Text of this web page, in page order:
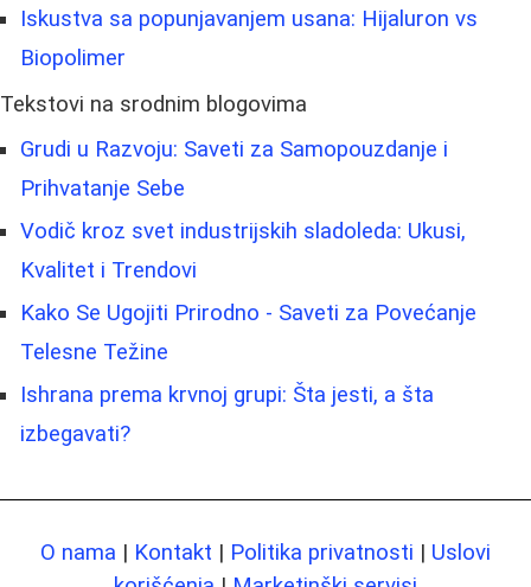
Iskustva sa popunjavanjem usana: Hijaluron vs
Biopolimer
Tekstovi na srodnim blogovima
Grudi u Razvoju: Saveti za Samopouzdanje i
Prihvatanje Sebe
Vodič kroz svet industrijskih sladoleda: Ukusi,
Kvalitet i Trendovi
Kako Se Ugojiti Prirodno - Saveti za Povećanje
Telesne Težine
Ishrana prema krvnoj grupi: Šta jesti, a šta
izbegavati?
O nama | Kontakt | Politika privatnosti | Uslovi